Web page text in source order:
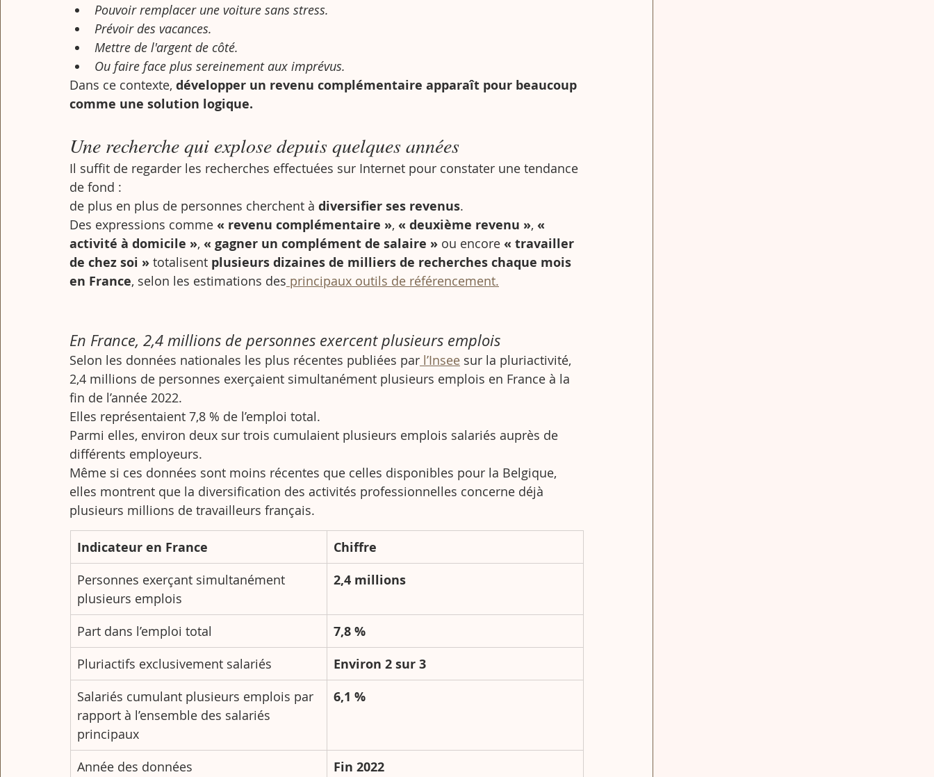
Pouvoir remplacer une voiture sans stress.
Prévoir des vacances.
Mettre de l'argent de côté.
Ou faire face plus sereinement aux imprévus.
Dans ce contexte, développer un revenu complémentaire apparaît pour beaucoup
comme une solution logique.
Une recherche qui explose depuis quelques années
Il suffit de regarder les recherches effectuées sur Internet pour constater une tendance
de fond :
de plus en plus de personnes cherchent à diversifier ses revenus.
Des expressions comme « revenu complémentaire », « deuxième revenu », «
activité à domicile », « gagner un complément de salaire » ou encore « travailler
de chez soi » totalisent plusieurs dizaines de milliers de recherches chaque mois
en France, selon les estimations des principaux outils de référencement.
En France, 2,4 millions de personnes exercent plusieurs emplois
Selon les données nationales les plus récentes publiées par l’Insee sur la pluriactivité,
2,4 millions de personnes exerçaient simultanément plusieurs emplois en France à la
fin de l’année 2022.
Elles représentaient 7,8 % de l’emploi total.
Parmi elles, environ deux sur trois cumulaient plusieurs emplois salariés auprès de
différents employeurs.
Même si ces données sont moins récentes que celles disponibles pour la Belgique,
elles montrent que la diversification des activités professionnelles concerne déjà
plusieurs millions de travailleurs français.
Indicateur en France Chiffre
Personnes exerçant simultanément
plusieurs emplois
2,4 millions
Part dans l’emploi total 7,8 %
Pluriactifs exclusivement salariés Environ 2 sur 3
Salariés cumulant plusieurs emplois par
rapport à l’ensemble des salariés
principaux
6,1 %
Année des données Fin 2022